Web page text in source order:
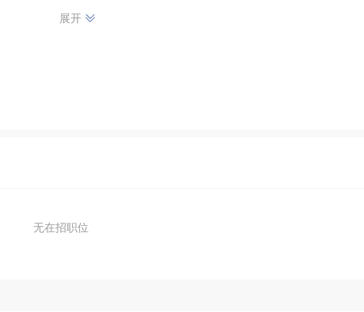
展开
无在招职位